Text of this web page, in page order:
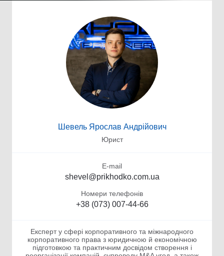
Шевель Ярослав Андрійович
Юрист
E-mail
shevel@prikhodko.com.ua
Номери телефонів
+38 (073) 007-44-66
Експерт у сфері корпоративного та міжнародного
корпоративного права з юридичною й економічною
підготовкою та практичним досвідом створення і